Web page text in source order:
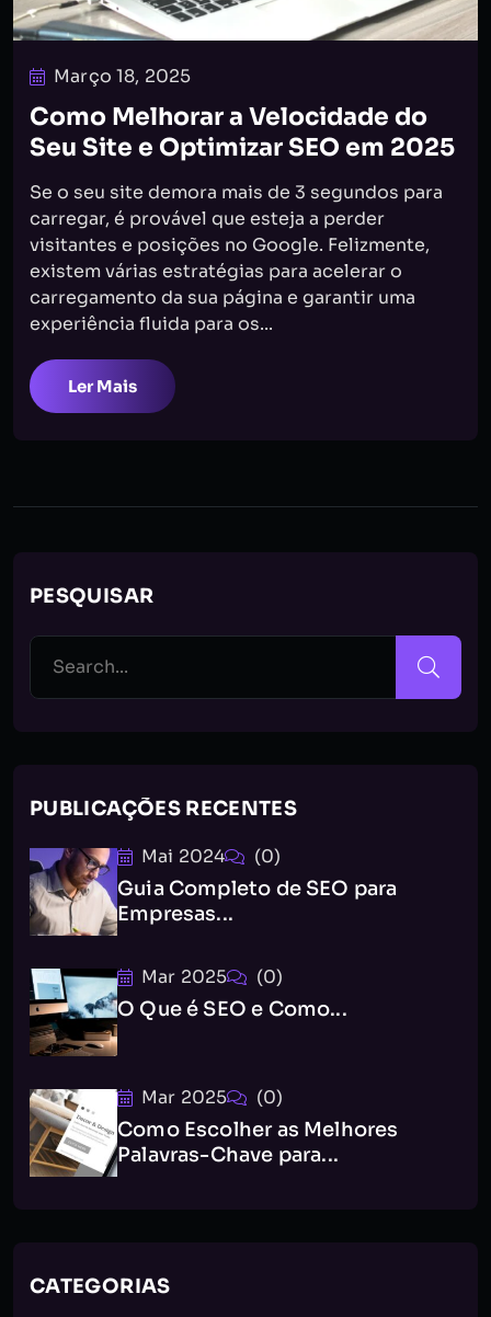
Março 18, 2025
Como Melhorar a Velocidade do
Seu Site e Optimizar SEO em 2025
Se o seu site demora mais de 3 segundos para
carregar, é provável que esteja a perder
visitantes e posições no Google. Felizmente,
existem várias estratégias para acelerar o
carregamento da sua página e garantir uma
experiência fluida para os...
Ler Mais
PESQUISAR
PUBLICAÇÕES RECENTES
Mai 2024 (0)
Guia Completo de SEO para
Empresas...
Mar 2025 (0)
O Que é SEO e Como...
Mar 2025 (0)
Como Escolher as Melhores
Palavras-Chave para...
CATEGORIAS